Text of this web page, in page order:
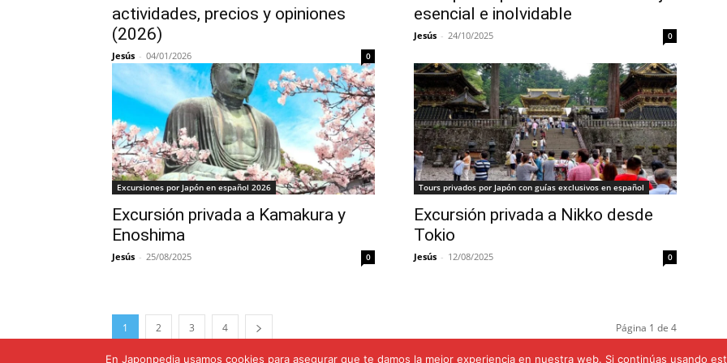
actividades, precios y opiniones
(2026)
Jesús - 04/01/2026 0
esencial e inolvidable
Jesús - 24/10/2025 0
Excursiones por Japón en español 2026
Excursión privada a Kamakura y
Enoshima
Jesús - 25/08/2025 0
Tours privados por Japón con guías exclusivos en español
Excursión privada a Nikko desde
Tokio
Jesús - 12/08/2025 0
1 2 3 4 Página 1 de 4
En Japonpedia usamos cookies para asegurar que te damos la mejor experiencia en nuestra web. Si continúas usando